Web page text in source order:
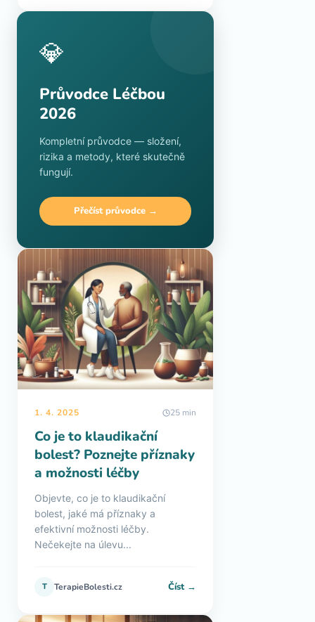
💎
Průvodce Léčbou
2026
Kompletní průvodce — složení,
rizika a metody, které skutečně
fungují.
Přečíst průvodce →
1. 4. 2025 25 min
Co je to klaudikační
bolest? Poznejte příznaky
a možnosti léčby
Objevte, co je to klaudikační
bolest, jaké má příznaky a
efektivní možnosti léčby.
Nečekejte na úlevu...
T TerapieBolesti.cz Číst →